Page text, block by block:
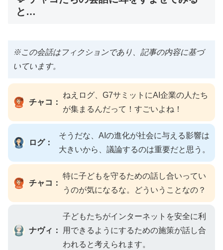
と…
※この会話はフィクションであり、記事の内容に基づ
いています。
チャコ：
ねえログ、G7サミットにAI企業の人たち
が集まるんだって！すごいよね！
ログ：
そうだな、AIの進化が社会に与える影響は
大きいから、議論するのは重要だと思う。
チャコ：
特に子どもを守るための話し合いってい
うのが気になるな。どういうことなの？
ナヴィ：
子どもたちがインターネットを安全に利
用できるようにするための施策が話し合
われると考えられます。